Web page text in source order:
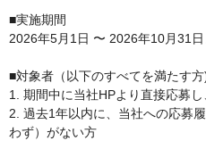
■実施期間
2026年5月1日 〜 2026年10月31
■対象者（以下のすべてを満たす方
1. 期間中に当社HPより直接応募
2. 過去1年以内に、当社への応募
わず）がない方